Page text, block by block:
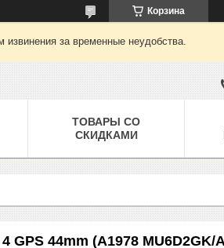
Корзина
за временные неудобства.
ТОВАРЫ СО
СКИДКАМИ
GPS 44mm (A1978 MU6D2GK/